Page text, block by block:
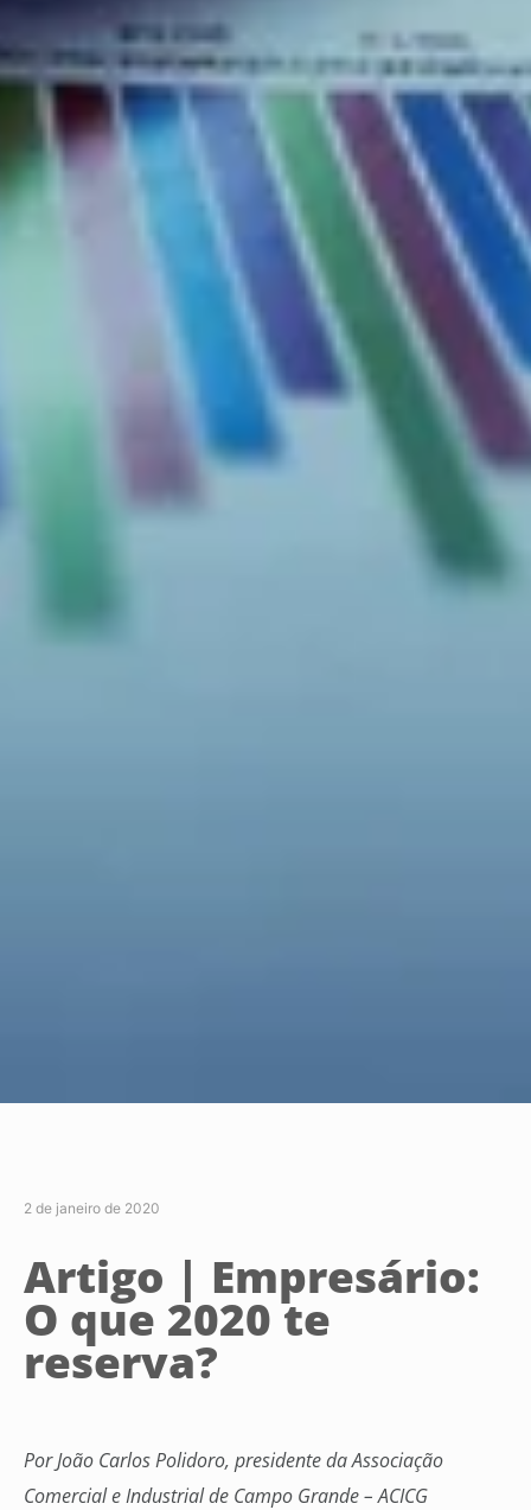
2 de janeiro de 2020
Artigo | Empresário:
O que 2020 te
reserva?
Por João Carlos Polidoro, presidente da Associação
Comercial e Industrial de Campo Grande – ACICG